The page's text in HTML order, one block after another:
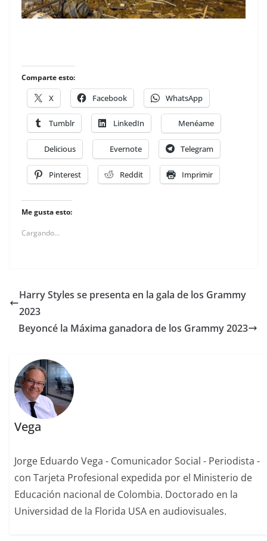
Comparte esto:
X Facebook WhatsApp
Tumblr LinkedIn Menéame
Delicious Evernote Telegram
Pinterest Reddit Imprimir
Me gusta esto:
Cargando...
Harry Styles se presenta en la gala de los Grammy
2023
Beyoncé la Máxima ganadora de los Grammy 2023
Vega
Jorge Eduardo Vega - Comunicador Social - Periodista -
con Tarjeta Profesional expedida por el Ministerio de
Educación nacional de Colombia. Doctorado en la
Universidad de la Florida USA en audiovisuales.